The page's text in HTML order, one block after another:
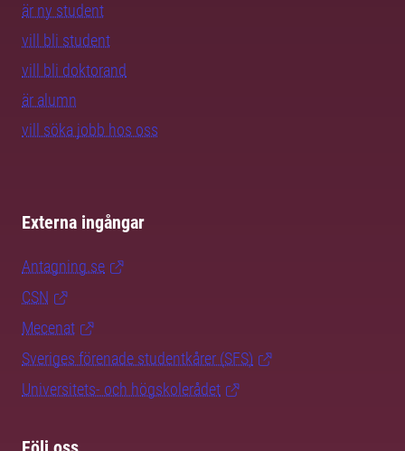
är ny student
vill bli student
vill bli doktorand
är alumn
vill söka jobb hos oss
Externa ingångar
Antagning.se
CSN
Mecenat
Sveriges förenade studentkårer (SFS)
Universitets- och högskolerådet